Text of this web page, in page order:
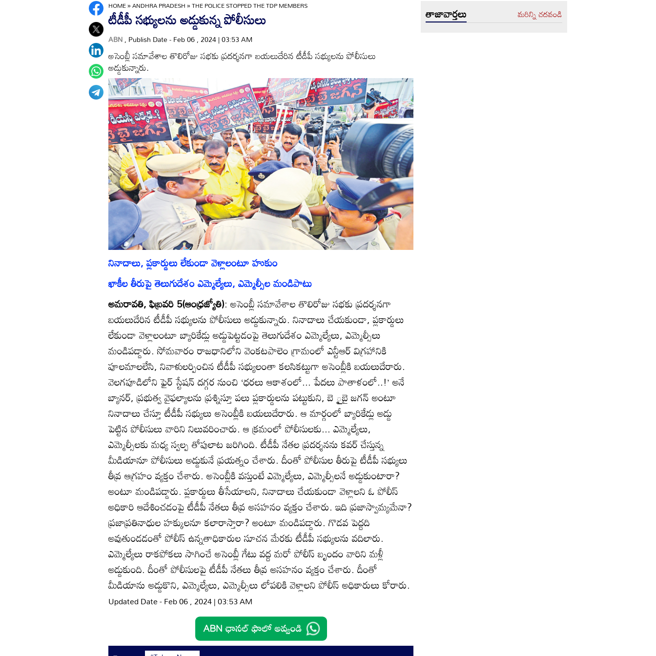
HOME»ANDHRA PRADESH»THE POLICE STOPPED THE TDP MEMBERS
టీడీపీ సభ్యులను అడ్డుకున్న పోలీసులు
ABN, Publish Date - Feb 06 , 2024 | 03:53 AM
అసెంబ్లీ సమావేశాల తొలిరోజు సభకు ప్రదర్శనగా బయలుదేరిన టీడీపీ సభ్యులను పోలీసులు
అడ్డుకున్నారు.
నినాదాలు, ప్లకార్డులు లేకుండా వెళ్లాలంటూ హుకుం
ఖాకీల తీరుపై తెలుగుదేశం ఎమ్మెల్యేలు, ఎమ్మెల్సీల మండిపాటు
అమరావతి, ఫిబ్రవరి 5(ఆంధ్రజ్యోతి): అసెంబ్లీ సమావేశాల తొలిరోజు సభకు ప్రదర్శనగా
బయలుదేరిన టీడీపీ సభ్యులను పోలీసులు అడ్డుకున్నారు. నినాదాలు చేయకుండా, ప్లకార్డులు
లేకుండా వెళ్లాలంటూ బ్యారికేడ్లు అడ్డుపెట్టడంపై తెలుగుదేశం ఎమ్మెల్యేలు, ఎమ్మెల్సీలు
మండిపడ్డారు. సోమవారం రాజధానిలోని వెంకటపాలెం గ్రామంలో ఎన్టీఆర్‌ విగ్రహానికి
పూలమాలలేసి, నివాళులర్పించిన టీడీపీ సభ్యులంతా కలసికట్టుగా అసెంబ్లీకి బయలుదేరారు.
వెలగపూడిలోని ఫైర్‌ స్టేషన్‌ దగ్గర నుంచి ‘ధరలు ఆకాశంలో... పేదలు పాతాళంలో..!’ అనే
బ్యానర్‌, ప్రభుత్వ వైఫల్యాలను ప్రశ్నిస్తూ పలు ప్లకార్డులను పట్టుకుని, బె ౖబై జగన్‌ అంటూ
నినాదాలు చేస్తూ టీడీపీ సభ్యులు అసెంబ్లీకి బయలుదేరారు. ఆ మార్గంలో బ్యారికేడ్లు అడ్డు
పెట్టిన పోలీసులు వారిని నిలువరించారు. ఆ క్రమంలో పోలీసులకు... ఎమ్మెల్యేలు,
ఎమ్మెల్సీలకు మధ్య స్వల్ప తోపులాట జరిగింది. టీడీపీ నేతల ప్రదర్శనను కవర్‌ చేస్తున్న
మీడియానూ పోలీసులు అడ్డుకునే ప్రయత్నం చేశారు. దీంతో పోలీసుల తీరుపై టీడీపీ సభ్యులు
తీవ్ర ఆగ్రహం వ్యక్తం చేశారు. అసెంబ్లీకి వస్తుంటే ఎమ్మెల్యేలు, ఎమ్మెల్సీలనే అడ్డుకుంటారా?
అంటూ మండిపడ్డారు. ప్లకార్డులు తీసేయాలని, నినాదాలు చేయకుండా వెళ్లాలని ఓ పోలీస్‌
అధికారి ఆదేశించడంపై టీడీపీ నేతలు తీవ్ర అసహనం వ్యక్తం చేశారు. ఇది ప్రజాస్వామ్యమేనా?
ప్రజాప్రతినాధుల హక్కులనూ కలారాస్తారా? అంటూ మండిపడ్డారు. గొడవ పెద్దది
అవుతుండడంతో పోలీస్‌ ఉన్నతాధికారుల సూచన మేరకు టీడీపీ సభ్యులను వదిలారు.
ఎమ్మెల్యేలు రాకపోకలు సాగించే అసెంబ్లీ గేటు వద్ద మరో పోలీస్‌ బృందం వారిని మళ్లీ
అడ్డుకుంది. దీంతో పోలీసులపై టీడీపీ నేతలు తీవ్ర అసహనం వ్యక్తం చేశారు. దీంతో
మీడియాను అడ్డుకొని, ఎమ్మెల్యేలు, ఎమ్మెల్సీలు లోపలికి వెళ్లాలని పోలీస్‌ అధికారులు కోరారు.
Updated Date - Feb 06 , 2024 | 03:53 AM
తాజావార్తలు మరిన్ని చదవండి